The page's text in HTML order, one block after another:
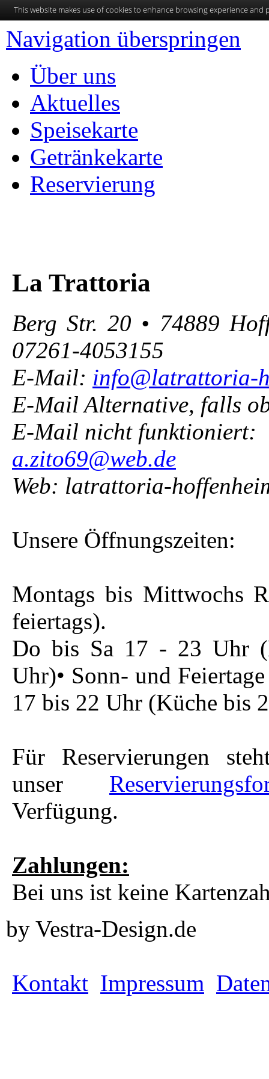
Navigation überspringen
Über uns
Aktuelles
Speisekarte
Getränkekarte
Reservierung
La Trattoria
Berg Str. 20 • 74889
07261-4053155
E-Mail: info@latrattoria-
E-Mail Alternative, falls
E-Mail nicht funktioniert:
a.zito69@web.de
Web: latrattoria-
Unsere Öffnungszeiten:
Montags bis Mittwochs
feiertags).
Do bis Sa 17 - 23 Uhr
Uhr)• Sonn- und
17 bis 22 Uhr (Küche bis
Für Reservierungen
unser
Verfügung.
Zahlungen:
Bei uns ist keine
by Vestra-Design.de
Kontakt Impressum
This website makes use of cookies to enhance browsing experience